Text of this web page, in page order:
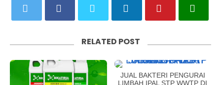
RELATED POST
JUAL BAKTERI PENGURAI
LIMBAH IPAL STP WWTP DI